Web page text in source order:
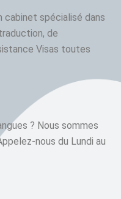
cabinet spécialisé dans
de
Visas toutes
? Nous sommes
nous du Lundi au